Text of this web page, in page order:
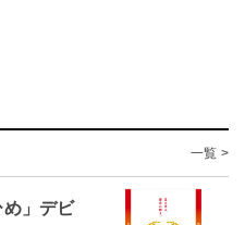
一覧 >
」デビ